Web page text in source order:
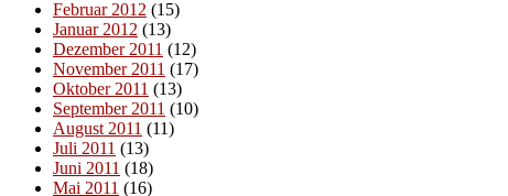
Februar 2012 (15)
Januar 2012 (13)
Dezember 2011 (12)
November 2011 (17)
Oktober 2011 (13)
September 2011 (10)
August 2011 (11)
Juli 2011 (13)
Juni 2011 (18)
Mai 2011 (16)